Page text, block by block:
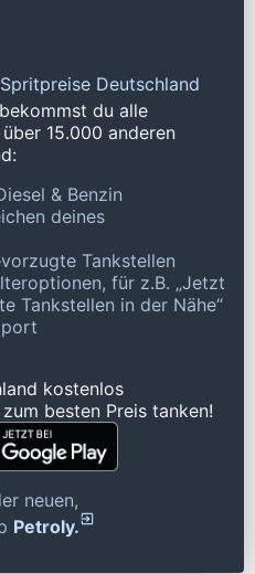
Spritpreise Deutschland
bekommst du alle
15.000 anderen
& Benzin
deines
Tankstellen
für z.B. „Jetzt
Tankstellen in der Nähe“
kostenlos
besten Preis tanken!
neuen,
Petroly.